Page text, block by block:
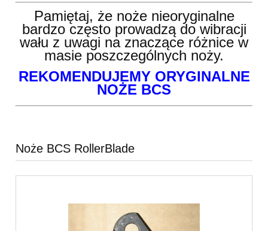
Pamiętaj, że noże nieoryginalne
bardzo często prowadzą do wibracji
wału z uwagi na znaczące różnice w
masie poszczególnych noży.
REKOMENDUJEMY ORYGINALNE
NOŻE BCS
Noże BCS RollerBlade